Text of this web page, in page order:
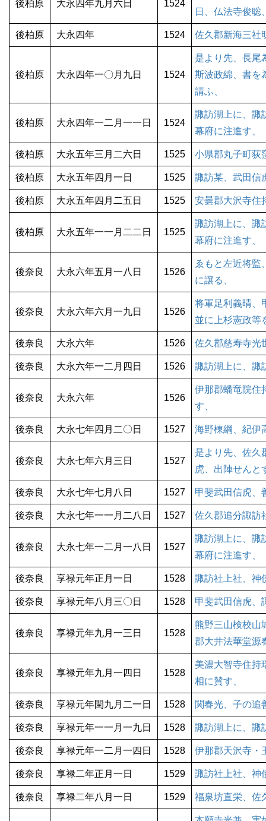
後柏原 大永四年九月六日 1524
日、仏法寺俊聡
後柏原 大永四年 1524 佐久郡新海三社
後柏原 大永四年一〇月九日 1524
是より先、長尾
斯波政綿、書を
請ふ、
後柏原 大永四年一二月一一日 1524
諏訪湖上に、諏
幕府に注進す、
後柏原 大永五年三月二六日 1525 小県郡丸子町荻
後柏原 大永五年四月一日 1525 諏訪某、武田信
後柏原 大永五年四月二五日 1525 安曇郡大沢寺住
後柏原 大永五年一一月二二日 1525
諏訪湖上に、諏
幕府に注進す、
後奈良 大永六年五月一八日 1526
ゑもと左近将監
に譲る、
後奈良 大永六年六月一九日 1526
将軍足利義晴、
並に上杉憲政等
後奈良 大永六年 1526 佐久郡慈寿寺光
後奈良 大永六年一二月四日 1526 諏訪湖上に、諏
後奈良 大永六年 1526
伊那郡蟠竜院住
す、
後奈良 大永七年四月二〇日 1527 海野棟綱、紀伊
後奈良 大永七年六月三日 1527
是より先、佐久
虎、出陣せんと
後奈良 大永七年七月八日 1527 甲斐武田信虎、
後奈良 大永七年一一月二八日 1527 佐久郡追分諏訪
後奈良 大永七年一二月一八日 1527
諏訪湖上に、諏
幕府に注進す、
後奈良 享禄元年正月一日 1528 諏訪社上社、神
後奈良 享禄元年八月三〇日 1528 甲斐武田信虎、
後奈良 享禄元年九月一三日 1528
熊野三山検校山
郡大井法華堂源
後奈良 享禄元年九月一四日 1528
美濃大智寺住持
相に賛す、
後奈良 享禄元年閏九月二一日 1528 関春光、子の追
後奈良 享禄元年一一月一九日 1528 諏訪湖上に、諏
後奈良 享禄元年一二月一四日 1528 伊那郡天沢寺・
後奈良 享禄二年正月一日 1529 諏訪社上社、神
後奈良 享禄二年八月一日 1529 福泉坊直栄、佐